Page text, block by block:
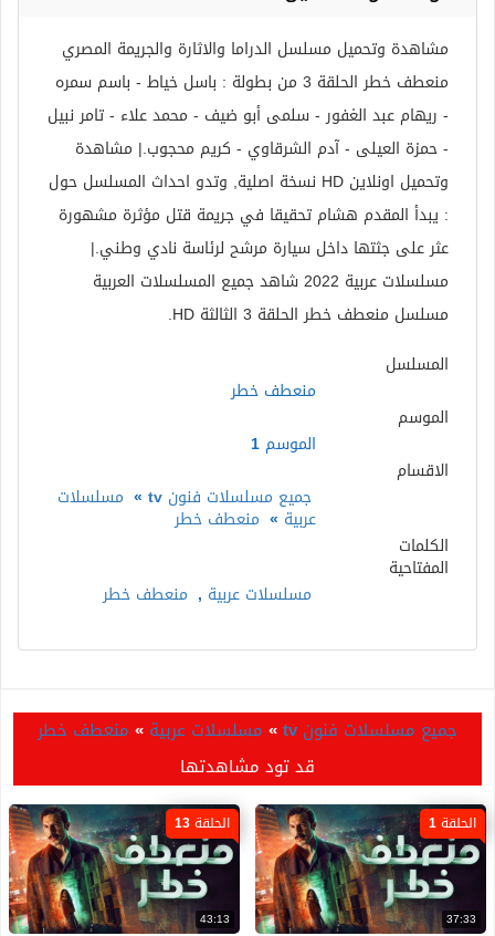
مشاهدة وتحميل مسلسل الدراما والاثارة والجريمة المصري
منعطف خطر الحلقة 3 من بطولة : باسل خياط - باسم سمره
- ريهام عبد الغفور - سلمى أبو ضيف - محمد علاء - تامر نبيل
- حمزة العيلى - آدم الشرقاوي - كريم محجوب.| مشاهدة
وتحميل اونلاين HD نسخة اصلية, وتدو احداث المسلسل حول
: يبدأ المقدم هشام تحقيقا في جريمة قتل مؤثرة مشهورة
عثر على جثتها داخل سيارة مرشح لرئاسة نادي وطني.|
مسلسلات عربية 2022 شاهد جميع المسلسلات العربية
مسلسل منعطف خطر الحلقة 3 الثالثة HD.
المسلسل
منعطف خطر
الموسم
الموسم 1
الاقسام
جميع مسلسلات فنون tv
» مسلسلات
عربية » منعطف خطر
الكلمات
المفتاحية
مسلسلات عربية , منعطف خطر
جميع مسلسلات فنون tv » مسلسلات عربية » منعطف خطر
قد تود مشاهدتها
37:33
الحلقة 1
43:13
الحلقة 13